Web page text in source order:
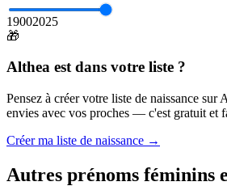
19002025
🎁
Althea est dans votre liste ?
Pensez à créer votre liste de naissance sur
envies avec vos proches — c'est gratuit et
Créer ma liste de naissance →
Autres prénoms féminins